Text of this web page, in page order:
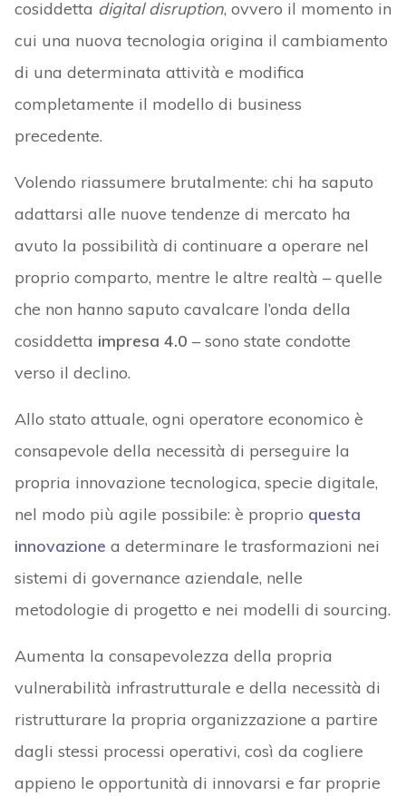
cosiddetta digital disruption, ovvero il momento in
cui una nuova tecnologia origina il cambiamento
di una determinata attività e modifica
completamente il modello di business
precedente.
Volendo riassumere brutalmente: chi ha saputo
adattarsi alle nuove tendenze di mercato ha
avuto la possibilità di continuare a operare nel
proprio comparto, mentre le altre realtà – quelle
che non hanno saputo cavalcare l’onda della
cosiddetta impresa 4.0 – sono state condotte
verso il declino.
Allo stato attuale, ogni operatore economico è
consapevole della necessità di perseguire la
propria innovazione tecnologica, specie digitale,
nel modo più agile possibile: è proprio questa
innovazione a determinare le trasformazioni nei
sistemi di governance aziendale, nelle
metodologie di progetto e nei modelli di sourcing.
Aumenta la consapevolezza della propria
vulnerabilità infrastrutturale e della necessità di
ristrutturare la propria organizzazione a partire
dagli stessi processi operativi, così da cogliere
appieno le opportunità di innovarsi e far proprie